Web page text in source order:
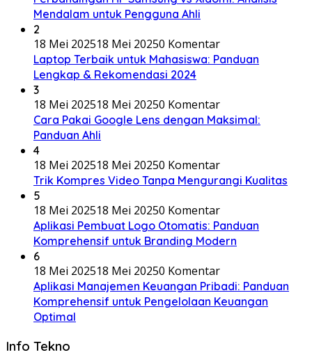
Mendalam untuk Pengguna Ahli
2
18 Mei 202518 Mei 20250 Komentar
Laptop Terbaik untuk Mahasiswa: Panduan
Lengkap & Rekomendasi 2024
3
18 Mei 202518 Mei 20250 Komentar
Cara Pakai Google Lens dengan Maksimal:
Panduan Ahli
4
18 Mei 202518 Mei 20250 Komentar
Trik Kompres Video Tanpa Mengurangi Kualitas
5
18 Mei 202518 Mei 20250 Komentar
Aplikasi Pembuat Logo Otomatis: Panduan
Komprehensif untuk Branding Modern
6
18 Mei 202518 Mei 20250 Komentar
Aplikasi Manajemen Keuangan Pribadi: Panduan
Komprehensif untuk Pengelolaan Keuangan
Optimal
Info Tekno